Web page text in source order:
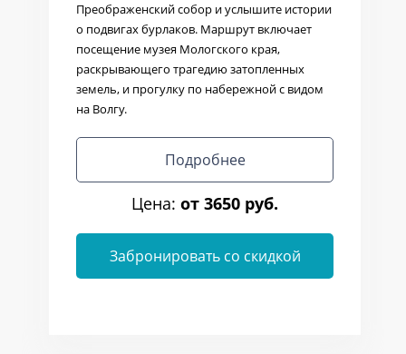
Преображенский собор и услышите истории
о подвигах бурлаков. Маршрут включает
посещение музея Мологского края,
раскрывающего трагедию затопленных
земель, и прогулку по набережной с видом
на Волгу.
Подробнее
Цена: от 3650 руб.
Забронировать со скидкой